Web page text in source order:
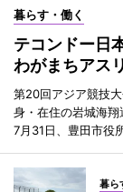
暮らす・働く
テコンドー日
わがまちアス
第20回アジア競技
身・在住の岩城海翔
7月31日、豊田市役
暮ら